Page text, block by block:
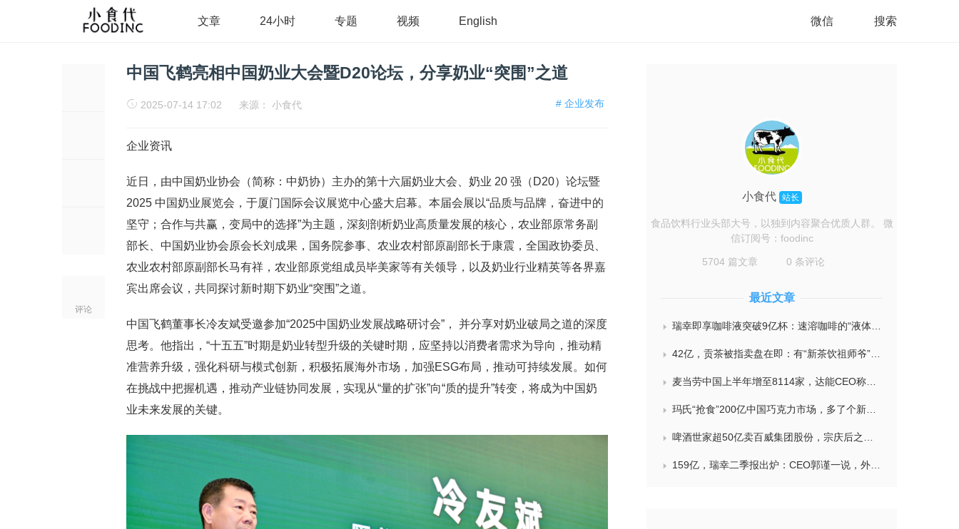
文章 24小时 专题 视频 English 微信 搜索
评论
中国飞鹤亮相中国奶业大会暨D20论坛，分享奶业“突围”之道
# 企业发布
2025-07-14 17:02 来源： 小食代
企业资讯
近日，由中国奶业协会（简称：中奶协）主办的第十六届奶业大会、奶业 20 强（D20）论坛暨
2025 中国奶业展览会，于厦门国际会议展览中心盛大启幕。本届会展以“品质与品牌，奋进中的
坚守；合作与共赢，变局中的选择”为主题，深刻剖析奶业高质量发展的核心，农业部原常务副
部长、中国奶业协会原会长刘成果，国务院参事、农业农村部原副部长于康震，全国政协委员、
农业农村部原副部长马有祥，农业部原党组成员毕美家等有关领导，以及奶业行业精英等各界嘉
宾出席会议，共同探讨新时期下奶业“突围”之道。
中国飞鹤董事长冷友斌受邀参加“2025中国奶业发展战略研讨会”， 并分享对奶业破局之道的深度
思考。他指出，“十五五”时期是奶业转型升级的关键时期，应坚持以消费者需求为导向，推动精
准营养升级，强化科研与模式创新，积极拓展海外市场，加强ESG布局，推动可持续发展。如何
在挑战中把握机遇，推动产业链协同发展，实现从“量的扩张”向“质的提升”转变，将成为中国奶
业未来发展的关键。
小食代 站长
食品饮料行业头部大号，以独到内容聚合优质人群。 微
信订阅号：foodinc
5704 篇文章 0 条评论
最近文章
瑞幸即享咖啡液突破9亿杯：速溶咖啡的“液体时代”是如何炼成的？
42亿，贡茶被指卖盘在即：有“新茶饮祖师爷”之称，贝恩资本拟接手
麦当劳中国上半年增至8114家，达能CEO称现阶段更具进攻性，“小酒馆”海伦司盈警，现代牧业完成收购中国圣牧股权，茶颜悦色合肥首店开业
玛氏“抢食”200亿中国巧克力市场，多了个新筹码：首次引进新收购的Trü Frü，“冻干水果+巧克力”能成为零食新风口吗？
啤酒世家超50亿卖百威集团股份，宗庆后之子任新公司董事长，FIVE GUYS明年重点加密北京，三只松鼠华南总部入驻佛山，达能完成阿根廷合资
159亿，瑞幸二季报出炉：CEO郭谨一说，外卖补贴收缩节奏快于年初预期，对下半年总体保持谨慎乐观，将继续稳步出海